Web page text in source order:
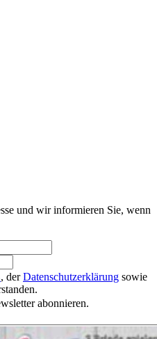
und wir informieren Sie, wenn
, derDatenschutzerklärung sowie
abonnieren.